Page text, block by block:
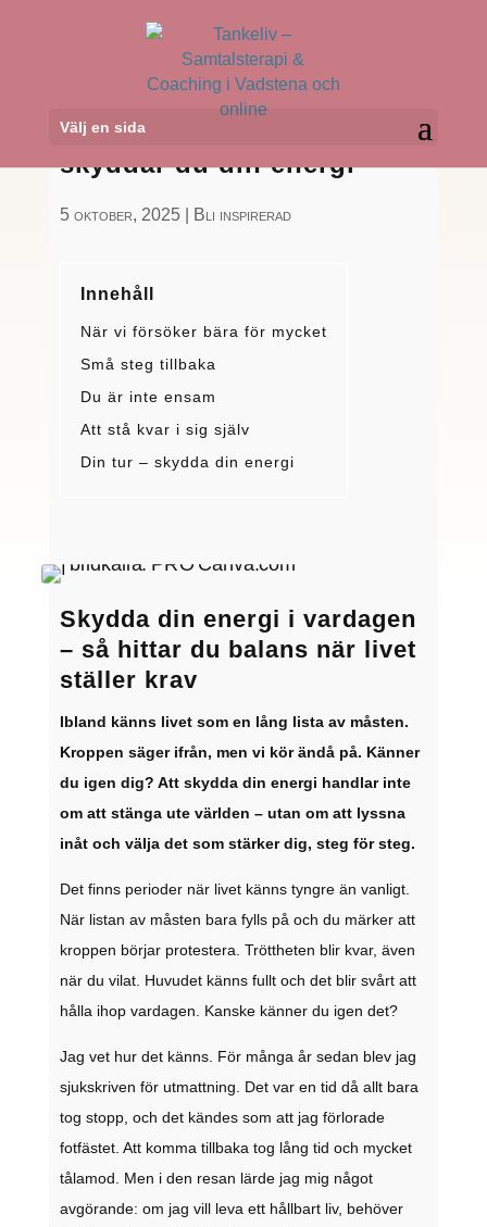
Välj en sida
När livet ställer krav – så
skyddar du din energi
5 oktober, 2025| Bli inspirerad
Innehåll
När vi försöker bära för mycket
Små steg tillbaka
Du är inte ensam
Att stå kvar i sig själv
Din tur – skydda din energi
Skydda din energi i vardagen
– så hittar du balans när livet
ställer krav
Ibland känns livet som en lång lista av måsten.
Kroppen säger ifrån, men vi kör ändå på. Känner
du igen dig? Att skydda din energi handlar inte
om att stänga ute världen – utan om att lyssna
inåt och välja det som stärker dig, steg för steg.
Det finns perioder när livet känns tyngre än vanligt.
När listan av måsten bara fylls på och du märker att
kroppen börjar protestera. Tröttheten blir kvar, även
när du vilat. Huvudet känns fullt och det blir svårt att
hålla ihop vardagen. Kanske känner du igen det?
Jag vet hur det känns. För många år sedan blev jag
sjukskriven för utmattning. Det var en tid då allt bara
tog stopp, och det kändes som att jag förlorade
fotfästet. Att komma tillbaka tog lång tid och mycket
tålamod. Men i den resan lärde jag mig något
avgörande: om jag vill leva ett hållbart liv, behöver